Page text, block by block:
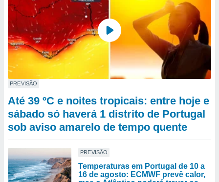
PREVISÃO
Até 39 ºC e noites tropicais: entre hoje e
sábado só haverá 1 distrito de Portugal
sob aviso amarelo de tempo quente
PREVISÃO
Temperaturas em Portugal de 10 a
16 de agosto: ECMWF prevê calor,